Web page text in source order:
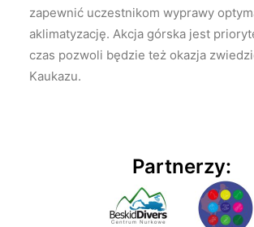
zapewnić uczestnikom wyprawy
aklimatyzację. Akcja górska jest
czas pozwoli będzie też okazja
Kaukazu.
Partnerzy: